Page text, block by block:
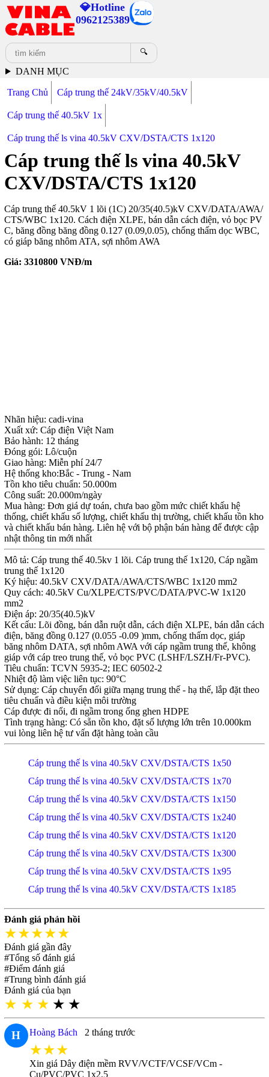
💎Hotline
0962125389
🔍
DANH MỤC
Trang Chủ Cáp trung thế 24kV/35kV/40.5kV
Cáp trung thế 40.5kV 1x
Cáp trung thế ls vina 40.5kV CXV/DSTA/CTS 1x120
Cáp trung thế ls vina 40.5kV
CXV/DSTA/CTS 1x120
Cáp trung thế 40.5kV 1 lõi (1C) 20/35(40.5)kV CXV/DATA/AWA/
CTS/WBC 1x120. Cách điện XLPE, bán dẫn cách điện, vỏ bọc PV
C, băng đồng băng đồng 0.127 (0.09,0.05), chống thấm dọc WBC,
có giáp băng nhôm ATA, sợi nhôm AWA
Giá: 3310800VNĐ/m
Nhãn hiệu: cadi-vina
Xuất xứ: Cáp điện Việt Nam
Bảo hành: 12 tháng
Đóng gói: Lô/cuộn
Giao hàng: Miễn phí 24/7
Hệ thống kho:Bắc - Trung - Nam
Tồn kho tiêu chuẩn: 50.000m
Công suất: 20.000m/ngày
Mua hàng: Đơn giá dự toán, chưa bao gồm mức chiết khấu hệ
thống, chiết khấu số lượng, chiết khấu thị trường, chiết khấu tồn kho
và chiết khấu bán hàng. Liên hệ với bộ phận bán hàng để được cập
nhật thông tin mới nhất
Mô tả: Cáp trung thế 40.5kv 1 lõi. Cáp trung thế 1x120, Cáp ngầm
trung thế 1x120
Ký hiệu: 40.5kV CXV/DATA/AWA/CTS/WBC 1x120 mm2
Quy cách: 40.5kV Cu/XLPE/CTS/PVC/DATA/PVC-W 1x120
mm2
Điện áp: 20/35(40.5)kV
Kết cấu: Lõi đồng, bán dẫn ruột dẫn, cách điện XLPE, bán dẫn cách
điện, băng đồng 0.127 (0.055 -0.09 )mm, chống thấm dọc, giáp
băng nhôm DATA, sợi nhôm AWA với cáp ngầm trung thế, không
giáp với cáp treo trung thế, vỏ bọc PVC (LSHF/LSZH/Fr-PVC).
Tiêu chuẩn: TCVN 5935-2; IEC 60502-2
Nhiệt độ làm việc liên tục: 90°C
Sử dụng: Cáp chuyển đổi giữa mạng trung thế - hạ thế, lắp đặt theo
tiêu chuẩn và điều kiện môi trường
Cáp được đi nổi, đi ngầm trong ống ghen HDPE
Tình trạng hàng: Có sẵn tồn kho, đặt số lượng lớn trên 10.000km
vui lòng liên hệ tư vấn đặt hàng toàn cầu
Cáp trung thế ls vina 40.5kV CXV/DSTA/CTS 1x50
Cáp trung thế ls vina 40.5kV CXV/DSTA/CTS 1x70
Cáp trung thế ls vina 40.5kV CXV/DSTA/CTS 1x150
Cáp trung thế ls vina 40.5kV CXV/DSTA/CTS 1x240
Cáp trung thế ls vina 40.5kV CXV/DSTA/CTS 1x120
Cáp trung thế ls vina 40.5kV CXV/DSTA/CTS 1x300
Cáp trung thế ls vina 40.5kV CXV/DSTA/CTS 1x95
Cáp trung thế ls vina 40.5kV CXV/DSTA/CTS 1x185
Đánh giá phản hồi
★★★★★
Đánh giá gần đây
#Tổng số đánh giá
#Điểm đánh giá
#Trung bình đánh giá
Đánh giá của bạn
★ ★ ★ ★ ★
H Hoàng Bách 2 tháng trước
★★★
Xin giá Dây điện mềm RVV/VCTF/VCSF/VCm -
Cu/PVC/PVC 1x2.5